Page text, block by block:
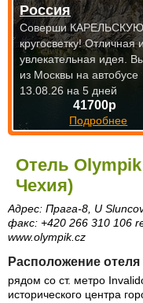
Отель
Чехия)
Адрес: Прага-8, U
факс: +420 266 310 106
www.olympik.cz
Расположение
рядом со ст. метро
исторического центра
41700р
Подробнее
Россия
Соверши КАРЕЛЬСКУЮ
кругосветку! Отличная
увлекательная идея.
из Москвы на автобусе
13.08.26 на 5 дней